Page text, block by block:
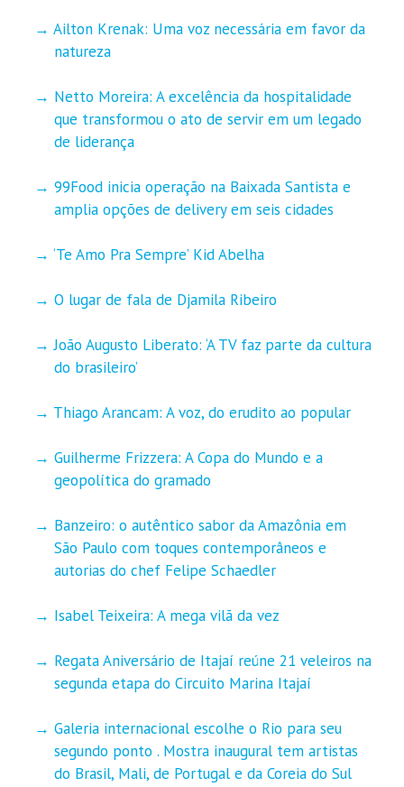
Ailton Krenak: Uma voz necessária em favor da
natureza
Netto Moreira: A excelência da hospitalidade
que transformou o ato de servir em um legado
de liderança
99Food inicia operação na Baixada Santista e
amplia opções de delivery em seis cidades
‘Te Amo Pra Sempre’ Kid Abelha
O lugar de fala de Djamila Ribeiro
João Augusto Liberato: ‘A TV faz parte da cultura
do brasileiro’
Thiago Arancam: A voz, do erudito ao popular
Guilherme Frizzera: A Copa do Mundo e a
geopolítica do gramado
Banzeiro: o autêntico sabor da Amazônia em
São Paulo com toques contemporâneos e
autorias do chef Felipe Schaedler
Isabel Teixeira: A mega vilã da vez
Regata Aniversário de Itajaí reúne 21 veleiros na
segunda etapa do Circuito Marina Itajaí
Galeria internacional escolhe o Rio para seu
segundo ponto . Mostra inaugural tem artistas
do Brasil, Mali, de Portugal e da Coreia do Sul